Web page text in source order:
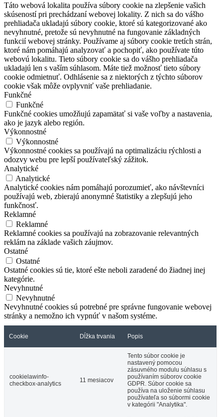
Táto webová lokalita používa súbory cookie na zlepšenie vašich
skúseností pri prechádzaní webovej lokality. Z nich sa do vášho
prehliadača ukladajú súbory cookie, ktoré sú kategorizované ako
nevyhnutné, pretože sú nevyhnutné na fungovanie základných
funkcií webovej stránky. Používame aj súbory cookie tretích strán,
ktoré nám pomáhajú analyzovať a pochopiť, ako používate túto
webovú lokalitu. Tieto súbory cookie sa do vášho prehliadača
ukladajú len s vaším súhlasom. Máte tiež možnosť tieto súbory
cookie odmietnuť. Odhlásenie sa z niektorých z týchto súborov
cookie však môže ovplyvniť vaše prehliadanie.
Funkčné
Funkčné
Funkčné cookies umožňujú zapamätať si vaše voľby a nastavenia,
ako je jazyk alebo región.
Výkonnostné
Výkonnostné
Výkonnostné cookies sa používajú na optimalizáciu rýchlosti a
odozvy webu pre lepší používateľský zážitok.
Analytické
Analytické
Analytické cookies nám pomáhajú porozumieť, ako návštevníci
používajú web, zbierajú anonymné štatistiky a zlepšujú jeho
funkčnosť.
Reklamné
Reklamné
Reklamné cookies sa používajú na zobrazovanie relevantných
reklám na základe vašich záujmov.
Ostatné
Ostatné
Ostatné cookies sú tie, ktoré ešte neboli zaradené do žiadnej inej
kategórie.
Nevyhnutné
Nevyhnutné
Nevyhnutné cookies sú potrebné pre správne fungovanie webovej
stránky a nemožno ich vypnúť v našom systéme.
Cookie Dĺžka trvania Popis
cookielawinfo-
checkbox-analytics
11 mesiacov
Tento súbor cookie je
nastavený pomocou
zásuvného modulu súhlasu s
používaním súborov cookie
GDPR. Súbor cookie sa
používa na uloženie súhlasu
používateľa so súbormi cookie
v kategórii "Analytika".